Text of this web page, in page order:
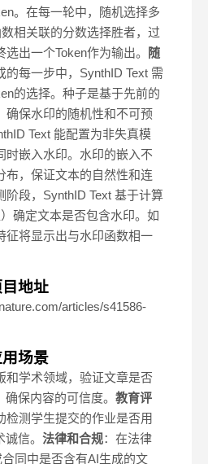
。在每一轮中，随机选择多
相关联的分数选择胜者，过
出一个Token作为输出。
随
的每一步中，SynthID Text 需
的选择。种子是基于先前的
确保水印的随机性和不可预
Text 能配置为非失真模
时嵌入水印。水印的嵌入不
布，保证文本的自然性和连
阶段，SynthID Text 基于计算
确定文本是否包含水印。如
征将显示出与水印函数相一
地址
articles/s41586-
场景
和学术领域，验证文章是否
保内容的可信度。 教育评
检测学生提交的作业是否用
信。 法律和合规：在法律
同中是否含有AI生成的文